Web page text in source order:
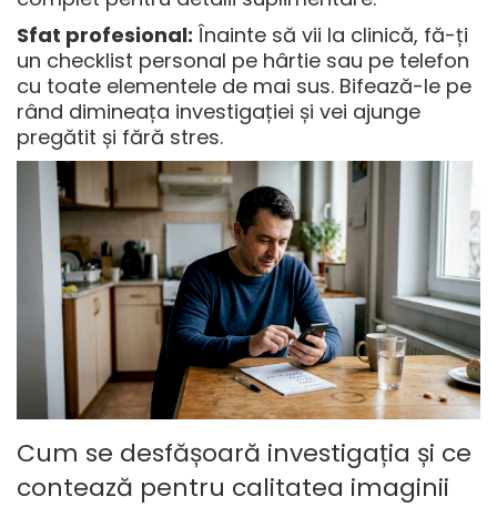
Sfat profesional: Înainte să vii la clinică, fă-ți
un checklist personal pe hârtie sau pe telefon
cu toate elementele de mai sus. Bifează-le pe
rând dimineața investigației și vei ajunge
pregătit și fără stres.
Cum se desfășoară investigația și ce
contează pentru calitatea imaginii